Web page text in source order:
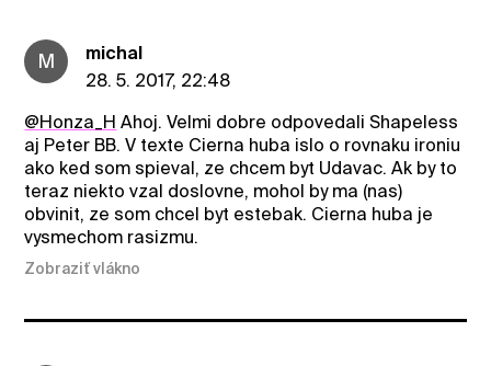
M
michal
28. 5. 2017, 22:48
@Honza_H Ahoj. Velmi dobre odpovedali Shapeless
aj Peter BB. V texte Cierna huba islo o rovnaku ironiu
ako ked som spieval, ze chcem byt Udavac. Ak by to
teraz niekto vzal doslovne, mohol by ma (nas)
obvinit, ze som chcel byt estebak. Cierna huba je
vysmechom rasizmu.
Zobraziť vlákno